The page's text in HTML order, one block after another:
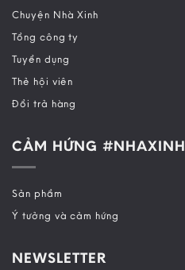
Chuyện Nhà Xinh
Tổng công ty
Tuyển dụng
Thẻ hội viên
Đổi trả hàng
CẢM HỨNG #NHAXINH
Sản phẩm
Ý tưởng và cảm hứng
NEWSLETTER